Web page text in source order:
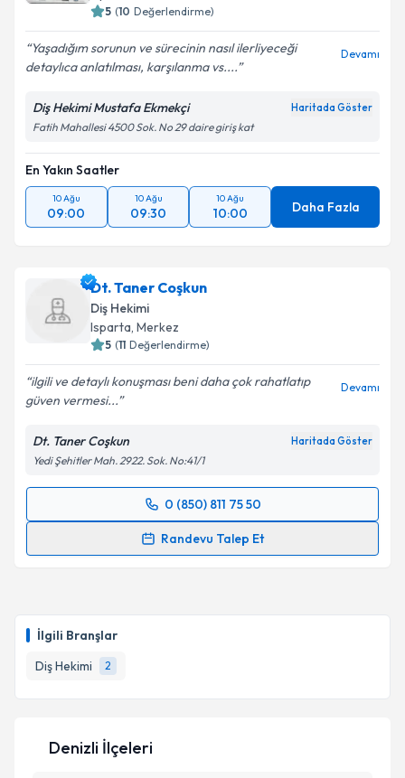
İlgili Branşlar
Diş Hekimi
2
5 (10 Değerlendirme)
Yaşadığım sorunun ve sürecinin nasıl ilerliyeceği
detaylıca anlatılması, karşılanma vs....
Devamı
Diş Hekimi Mustafa Ekmekçi Haritada Göster
Fatih Mahallesi 4500 Sok. No 29 daire giriş kat
En Yakın Saatler
10 Ağu
09:00
10 Ağu
09:30
10 Ağu
10:00 Daha Fazla
Dt. Taner Coşkun
Diş Hekimi
Isparta, Merkez
5 (11 Değerlendirme)
ilgili ve detaylı konuşması beni daha çok rahatlatıp
güven vermesi...
Devamı
Dt. Taner Coşkun Haritada Göster
Yedi Şehitler Mah. 2922. Sok. No:41/1
0 (850) 811 75 50
Randevu Talep Et
Randevu Takvimi Talebi
E-posta Adresiniz
Kişisel verilerimin işlenmesine ilişkin
Metni'ni okudum ve kişisel verilerimin belirtilen
Denizli İlçeleri